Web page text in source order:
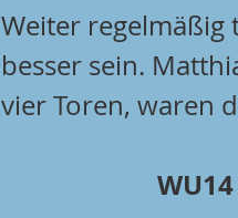
Weiter regelmäßig
besser sein.
vier Toren, waren